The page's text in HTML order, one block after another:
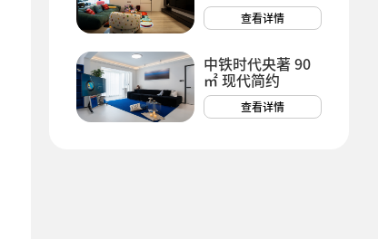
查看详情
中铁时代央著 90
㎡ 现代简约
查看详情